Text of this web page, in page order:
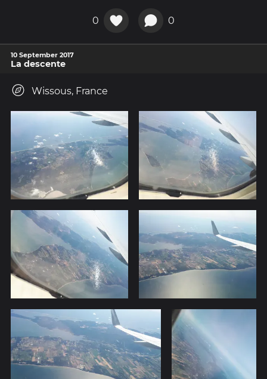
0 0
10 September 2017
La descente
Wissous, France